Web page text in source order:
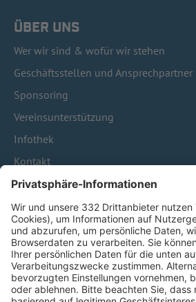
ÜBER UNS
Wer wir sind & wofür wir stehen
Geschäftsstellen und Ansprechpartner
Sponsoring
Vereinsunterstützung
Infothek
Kontakt
HÄUFIG BESUCHTE SEITEN
Pässe und Vereinswechsel
Trainerausbildung
Schulungsangebot Vereinsmitarbeiter
BFV-Geschäftsstellen